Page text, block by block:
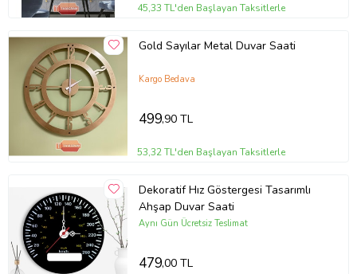
45,33 TL'den Başlayan Taksitlerle
Gold Sayılar Metal Duvar Saati
Kargo Bedava
499,90 TL
53,32 TL'den Başlayan Taksitlerle
Dekoratif Hız Göstergesi Tasarımlı
Ahşap Duvar Saati
Aynı Gün Ücretsiz Teslimat
479,00 TL